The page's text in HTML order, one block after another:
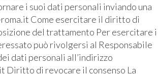
i suoi dati personali inviando una
Come esercitare il diritto di
del trattamento Per esercitare i
può rivolgersi al Responsabile
dati personali all’indirizzo
Diritto di revocare il consenso La